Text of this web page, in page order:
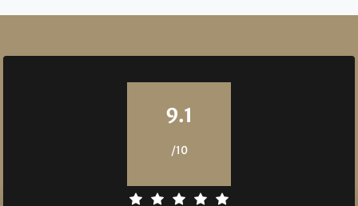
9.1
/10